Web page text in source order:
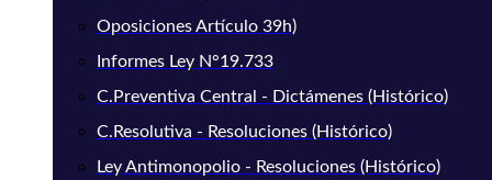
Oposiciones Artículo 39h)
Informes Ley N°19.733
C.Preventiva Central - Dictámenes (Histórico)
C.Resolutiva - Resoluciones (Histórico)
Ley Antimonopolio - Resoluciones (Histórico)